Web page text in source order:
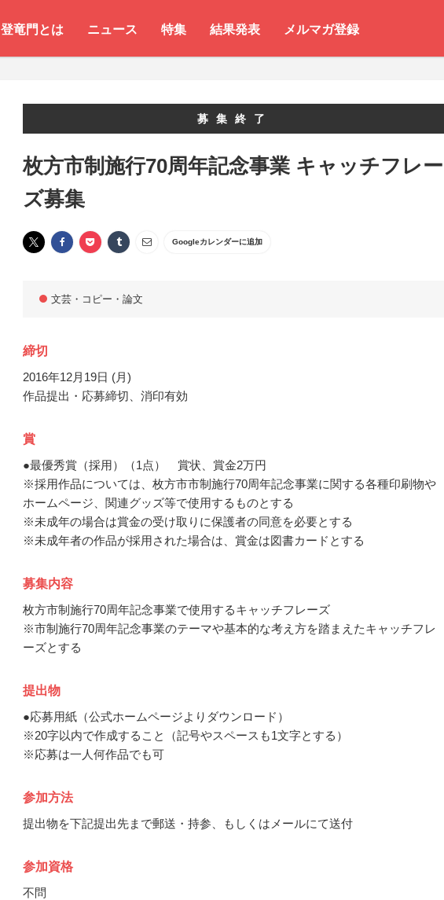
登竜門とは ニュース 特集 結果発表 メルマガ登録
募集終了
枚方市制施行70周年記念事業 キャッチフレー
ズ募集
Googleカレンダーに追加
文芸・コピー・論文
締切
2016年12月19日 (月)
作品提出・応募締切、消印有効
賞
●最優秀賞（採用）（1点） 賞状、賞金2万円
※採用作品については、枚方市市制施行70周年記念事業に関する各種印刷物や
ホームページ、関連グッズ等で使用するものとする
※未成年の場合は賞金の受け取りに保護者の同意を必要とする
※未成年者の作品が採用された場合は、賞金は図書カードとする
募集内容
枚方市制施行70周年記念事業で使用するキャッチフレーズ
※市制施行70周年記念事業のテーマや基本的な考え方を踏まえたキャッチフレ
ーズとする
提出物
●応募用紙（公式ホームページよりダウンロード）
※20字以内で作成すること（記号やスペースも1文字とする）
※応募は一人何作品でも可
参加方法
提出物を下記提出先まで郵送・持参、もしくはメールにて送付
参加資格
不問